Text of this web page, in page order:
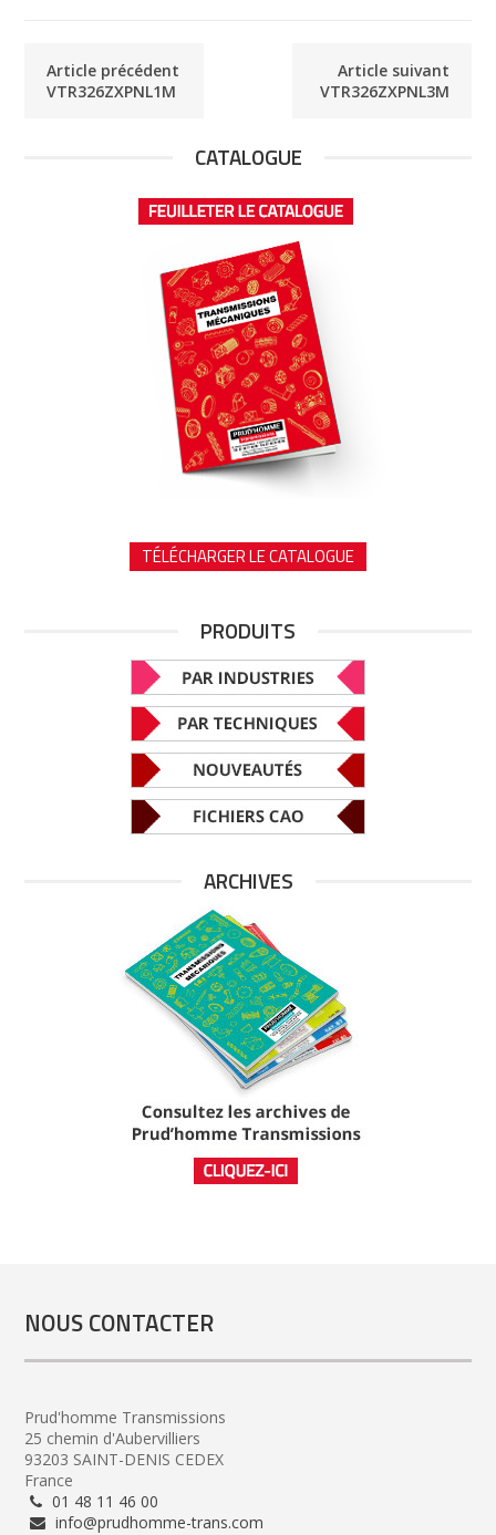
Article précédent
VTR326ZXPNL1M
Article suivant
VTR326ZXPNL3M
CATALOGUE
TÉLÉCHARGER LE CATALOGUE
PRODUITS
ARCHIVES
NOUS CONTACTER
Prud'homme Transmissions
25 chemin d'Aubervilliers
93203 SAINT-DENIS CEDEX
France
01 48 11 46 00
info@prudhomme-trans.com